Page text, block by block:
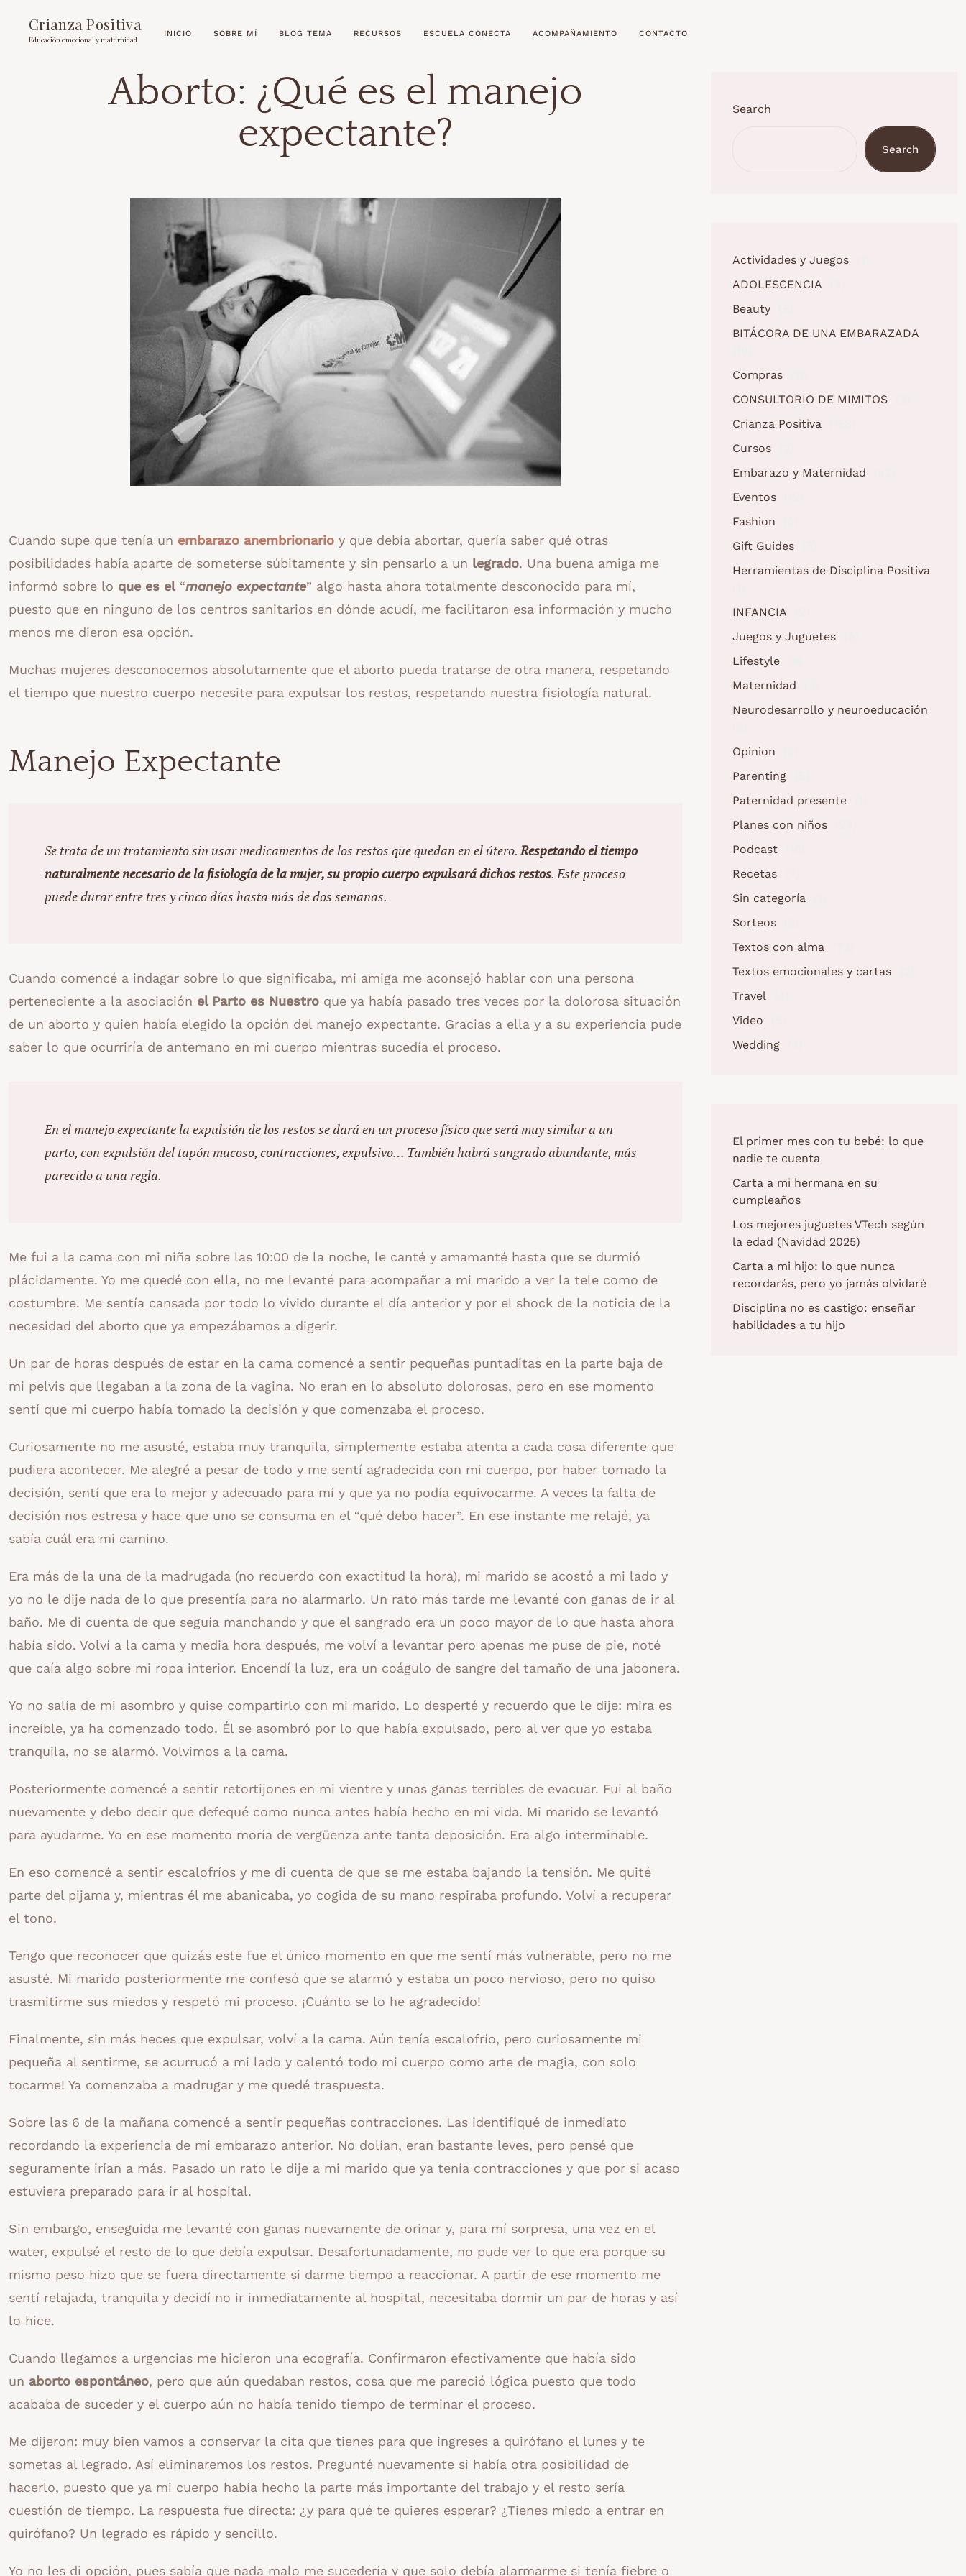
Crianza Positiva
Educación emocional y maternidad
INICIO SOBRE MÍ BLOG TEMA RECURSOS ESCUELA CONECTA ACOMPAÑAMIENTO CONTACTO
Aborto: ¿Qué es el manejo
expectante?
Cuando supe que tenía un embarazo anembrionario y que debía abortar, quería saber qué otras
posibilidades había aparte de someterse súbitamente y sin pensarlo a un legrado. Una buena amiga me
informó sobre lo que es el“manejo expectante” algo hasta ahora totalmente desconocido para mí,
puesto que en ninguno de los centros sanitarios en dónde acudí, me facilitaron esa información y mucho
menos me dieron esa opción.
Muchas mujeres desconocemos absolutamente que el aborto pueda tratarse de otra manera, respetando
el tiempo que nuestro cuerpo necesite para expulsar los restos, respetando nuestra fisiología natural.
Manejo Expectante
Se trata de un tratamiento sin usar medicamentos de los restos que quedan en el útero.Respetando el tiempo
naturalmente necesario de la fisiología de la mujer, su propio cuerpo expulsará dichos restos. Este proceso
puede durar entre tres y cinco días hasta más de dos semanas.
Cuando comencé a indagar sobre lo que significaba, mi amiga me aconsejó hablar con una persona
perteneciente a la asociación el Parto es Nuestro que ya había pasado tres veces por la dolorosa situación
de un aborto y quien había elegido la opción del manejo expectante. Gracias a ella y a su experiencia pude
saber lo que ocurriría de antemano en mi cuerpo mientras sucedía el proceso.
En el manejo expectante la expulsión de los restos se dará en un proceso físico que será muy similar a un
parto, con expulsión del tapón mucoso, contracciones, expulsivo… También habrá sangrado abundante, más
parecido a una regla.
Me fui a la cama con mi niña sobre las 10:00 de la noche, le canté y amamanté hasta que se durmió
plácidamente. Yo me quedé con ella, no me levanté para acompañar a mi marido a ver la tele como de
costumbre. Me sentía cansada por todo lo vivido durante el día anterior y por el shock de la noticia de la
necesidad del aborto que ya empezábamos a digerir.
Un par de horas después de estar en la cama comencé a sentir pequeñas puntaditas en la parte baja de
mi pelvis que llegaban a la zona de la vagina. No eran en lo absoluto dolorosas, pero en ese momento
sentí que mi cuerpo había tomado la decisión y que comenzaba el proceso.
Curiosamente no me asusté, estaba muy tranquila, simplemente estaba atenta a cada cosa diferente que
pudiera acontecer. Me alegré a pesar de todo y me sentí agradecida con mi cuerpo, por haber tomado la
decisión, sentí que era lo mejor y adecuado para mí y que ya no podía equivocarme. A veces la falta de
decisión nos estresa y hace que uno se consuma en el “qué debo hacer”. En ese instante me relajé, ya
sabía cuál era mi camino.
Era más de la una de la madrugada (no recuerdo con exactitud la hora), mi marido se acostó a mi lado y
yo no le dije nada de lo que presentía para no alarmarlo. Un rato más tarde me levanté con ganas de ir al
baño. Me di cuenta de que seguía manchando y que el sangrado era un poco mayor de lo que hasta ahora
había sido. Volví a la cama y media hora después, me volví a levantar pero apenas me puse de pie, noté
que caía algo sobre mi ropa interior. Encendí la luz, era un coágulo de sangre del tamaño de una jabonera.
Yo no salía de mi asombro y quise compartirlo con mi marido. Lo desperté y recuerdo que le dije: mira es
increíble, ya ha comenzado todo. Él se asombró por lo que había expulsado, pero al ver que yo estaba
tranquila, no se alarmó. Volvimos a la cama.
Posteriormente comencé a sentir retortijones en mi vientre y unas ganas terribles de evacuar. Fui al baño
nuevamente y debo decir que defequé como nunca antes había hecho en mi vida. Mi marido se levantó
para ayudarme. Yo en ese momento moría de vergüenza ante tanta deposición. Era algo interminable.
En eso comencé a sentir escalofríos y me di cuenta de que se me estaba bajando la tensión. Me quité
parte del pijama y, mientras él me abanicaba, yo cogida de su mano respiraba profundo. Volví a recuperar
el tono.
Tengo que reconocer que quizás este fue el único momento en que me sentí más vulnerable, pero no me
asusté. Mi marido posteriormente me confesó que se alarmó y estaba un poco nervioso, pero no quiso
trasmitirme sus miedos y respetó mi proceso. ¡Cuánto se lo he agradecido!
Finalmente, sin más heces que expulsar, volví a la cama. Aún tenía escalofrío, pero curiosamente mi
pequeña al sentirme, se acurrucó a mi lado y calentó todo mi cuerpo como arte de magia, con solo
tocarme! Ya comenzaba a madrugar y me quedé traspuesta.
Sobre las 6 de la mañana comencé a sentir pequeñas contracciones. Las identifiqué de inmediato
recordando la experiencia de mi embarazo anterior. No dolían, eran bastante leves, pero pensé que
seguramente irían a más. Pasado un rato le dije a mi marido que ya tenía contracciones y que por si acaso
estuviera preparado para ir al hospital.
Sin embargo, enseguida me levanté con ganas nuevamente de orinar y, para mí sorpresa, una vez en el
water, expulsé el resto de lo que debía expulsar. Desafortunadamente, no pude ver lo que era porque su
mismo peso hizo que se fuera directamente si darme tiempo a reaccionar. A partir de ese momento me
sentí relajada, tranquila y decidí no ir inmediatamente al hospital, necesitaba dormir un par de horas y así
lo hice.
Cuando llegamos a urgencias me hicieron una ecografía. Confirmaron efectivamente que había sido
un aborto espontáneo, pero que aún quedaban restos, cosa que me pareció lógica puesto que todo
acababa de suceder y el cuerpo aún no había tenido tiempo de terminar el proceso.
Me dijeron: muy bien vamos a conservar la cita que tienes para que ingreses a quirófano el lunes y te
sometas al legrado. Así eliminaremos los restos. Pregunté nuevamente si había otra posibilidad de
hacerlo, puesto que ya mi cuerpo había hecho la parte más importante del trabajo y el resto sería
cuestión de tiempo. La respuesta fue directa: ¿y para qué te quieres esperar? ¿Tienes miedo a entrar en
quirófano? Un legrado es rápido y sencillo.
Yo no les di opción, pues sabía que nada malo me sucedería y que solo debía alarmarme si tenía fiebre o
Search
Search
Actividades y Juegos
ADOLESCENCIA
Beauty
BITÁCORA DE UNA EMBARAZADA
Compras
CONSULTORIO DE MIMITOS
Crianza Positiva
Cursos
Embarazo y Maternidad
Eventos
Fashion
Gift Guides
Herramientas de Disciplina Positiva
INFANCIA
Juegos y Juguetes
Lifestyle
Maternidad
Neurodesarrollo y neuroeducación
Opinion
Parenting
Paternidad presente
Planes con niños
Podcast
Recetas
Sin categoría
Sorteos
Textos con alma
Textos emocionales y cartas
Travel
Video
Wedding
El primer mes con tu bebé: lo que
nadie te cuenta
Carta a mi hermana en su
cumpleaños
Los mejores juguetes VTech según
la edad (Navidad 2025)
Carta a mi hijo: lo que nunca
recordarás, pero yo jamás olvidaré
Disciplina no es castigo: enseñar
habilidades a tu hijo